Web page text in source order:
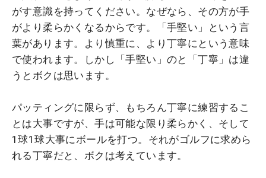
がす意識を持ってください。なぜなら、その方が手
がより柔らかくなるからです。「手堅い」という言
葉があります。より慎重に、より丁寧にという意味
で使われます。しかし「手堅い」のと「丁寧」は違
うとボクは思います。
パッティングに限らず、もちろん丁寧に練習するこ
とは大事ですが、手は可能な限り柔らかく、そして
1球1球大事にボールを打つ。それがゴルフに求めら
れる丁寧だと、ボクは考えています。